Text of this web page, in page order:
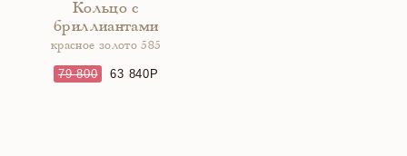
Кольцо с
бриллиантами
красное золото 585
79 800 63 840